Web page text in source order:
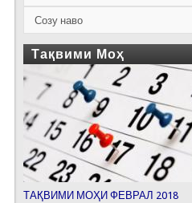
Созу наво
Тақвими Моҳ
ТАҚВИМИ МОҲИ ФЕВРАЛ 2018